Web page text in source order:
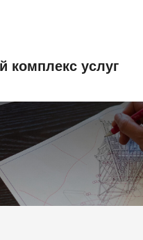
комплекс услуг